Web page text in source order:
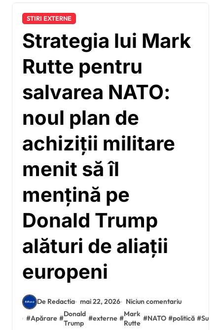
STIRI EXTERNE
Strategia lui Mark
Rutte pentru
salvarea NATO:
noul plan de
achiziții militare
menit să îl
mențină pe
Donald Trump
alături de aliații
europeni
De Redactia mai 22, 2026
Niciun comentariu
#Apărare #
Donald
Trump
#externe #
Mark
Rutte
#NATO #politică #